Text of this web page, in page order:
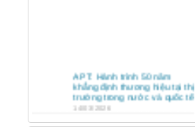
APT: Hành trình 50 năm
khẳng định thương hiệu tại thị
trường trong nước và quốc tế
14/03/2026
HỘI NGHỊ TỔNG KẾT HOẠT